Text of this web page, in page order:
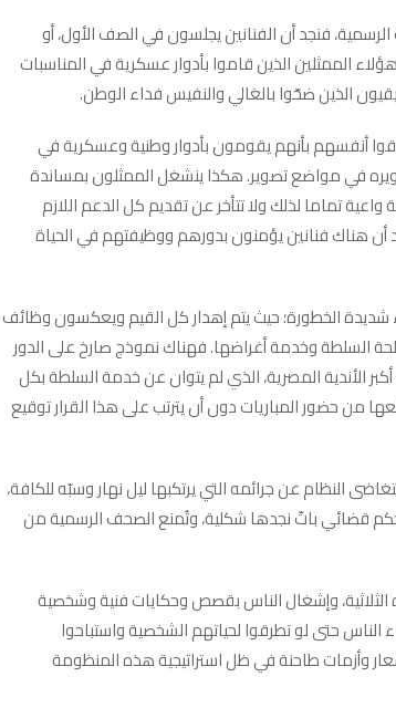
فنجد أن الفنانين يجلسون في الصف الأول، أو
الممثلين الذين قاموا بأدوار عسكرية في المناسبات
الذين ضحّوا بالغالي والنفيس فداء الوطن.
أنفسهم بأنهم يقومون بأدوار وطنية وعسكرية في
في مواضع تصوير. هكذا ينشغل الممثلون بمساندة
تماما لذلك ولا تتأخر عن تقديم كل الدعم اللازم
فنانين يؤمنون بدورهم ووظيفتهم في الحياة
شديدة الخطورة؛ حيث يتم إهدار كل القيم ويعكسون وظائف
السلطة وخدمة أغراضها. فهناك نموذج صارخ على الدور
الأندية المصرية، الذي لم يتوان عن خدمة السلطة بكل
من حضور المباريات دون أن يترتب على هذا القرار توقيع
النظام عن جرائمه التي يرتكبها ليل نهار وسبّه للكافة،
قضائي باتّ نجدها شكلية، وتُمنع الصحف الرسمية من
وإشغال الناس بقصص وحكايات فنية وشخصية
الناس حتى لو تطرقوا لحياتهم الشخصية واستباحوا
وأزمات طاحنة في ظل استراتيجية هذه المنظومة